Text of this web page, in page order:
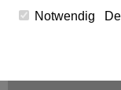
Notwendig
News